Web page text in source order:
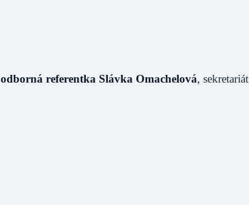
odborná referentka Slávka Omachelová, sekretariát